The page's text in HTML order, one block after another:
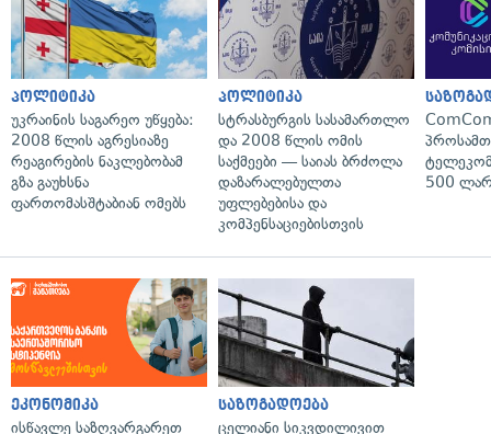
პოლიტიკა
უკრაინის საგარეო უწყება:
2008 წლის აგრესიაზე
რეაგირების ნაკლებობამ
გზა გაუხსნა
ფართომასშტაბიან ომებს
პოლიტიკა
სტრასბურგის სასამართლო
და 2008 წლის ომის
საქმეები — საიას ბრძოლა
დაზარალებულთა
უფლებებისა და
კომპენსაციებისთვის
500
ეკონომიკა
ისწავლე საზღვარგარეთ
საზოგადოება
ცელიანი სიკვდილივით